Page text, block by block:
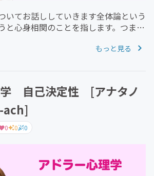
いてお話ししていきます全体論という
と心身相関のことを指します。つま
したくなったり忙しいときほど、やる
もっと見る
学 自己決定性 [アナタノ
ach]
0 0 0